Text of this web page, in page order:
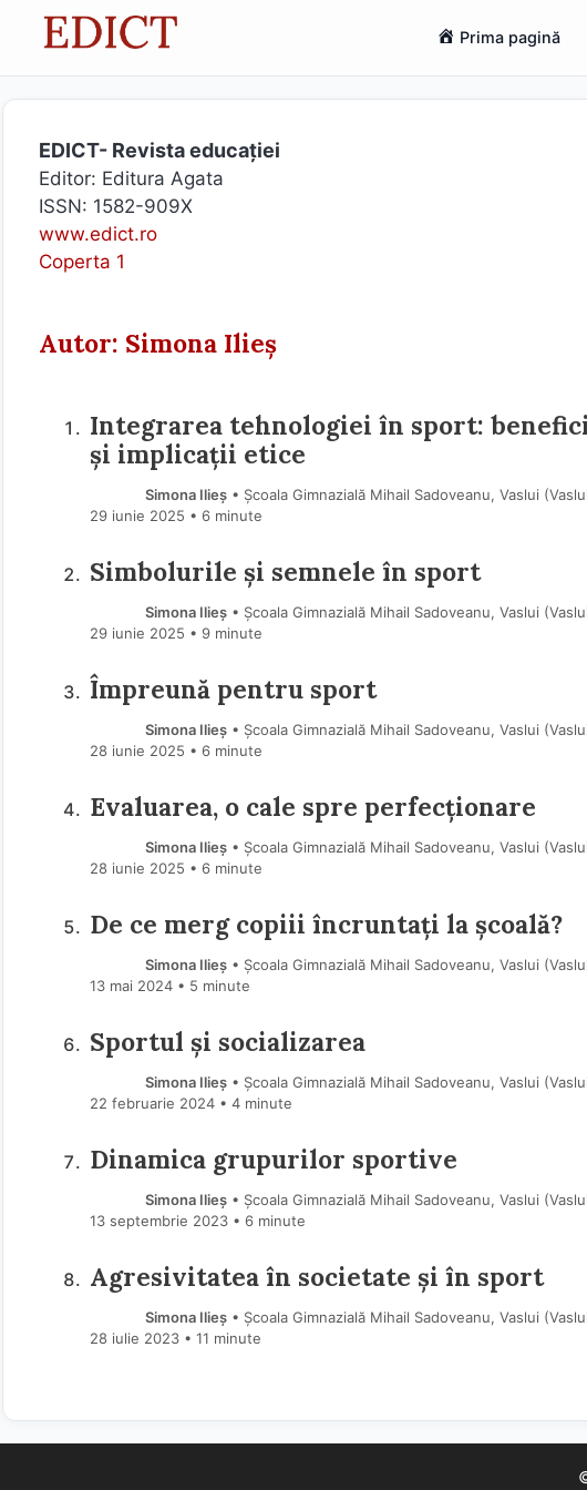
Prima pagină
EDICT- Revista educației
Editor: Editura Agata
ISSN: 1582-909X
www.edict.ro
Coperta 1
Autor: Simona Ilieș
Integrarea tehnologiei în sport:
și implicații etice
Simona Ilieș• Școala Gimnazială Mihail Sadoveanu, Vaslui
29 iunie 2025 • 6 minute
Simbolurile și semnele în sport
Simona Ilieș• Școala Gimnazială Mihail Sadoveanu, Vaslui
29 iunie 2025 • 9 minute
Împreună pentru sport
Simona Ilieș• Școala Gimnazială Mihail Sadoveanu, Vaslui
28 iunie 2025 • 6 minute
Evaluarea, o cale spre perfecționare
Simona Ilieș• Școala Gimnazială Mihail Sadoveanu, Vaslui
28 iunie 2025 • 6 minute
De ce merg copiii încruntați la școală?
Simona Ilieș• Școala Gimnazială Mihail Sadoveanu, Vaslui
13 mai 2024 • 5 minute
Sportul și socializarea
Simona Ilieș• Școala Gimnazială Mihail Sadoveanu, Vaslui
22 februarie 2024 • 4 minute
Dinamica grupurilor sportive
Simona Ilieș• Școala Gimnazială Mihail Sadoveanu, Vaslui
13 septembrie 2023 • 6 minute
Agresivitatea în societate și în sport
Simona Ilieș• Școala Gimnazială Mihail Sadoveanu, Vaslui
28 iulie 2023 • 11 minute